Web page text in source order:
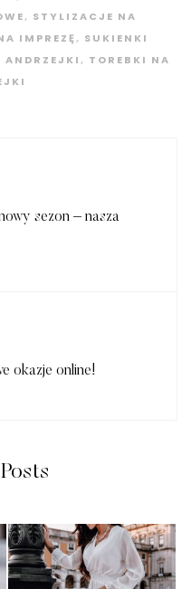
, STYLIZACJE NA
IMPREZĘ, SUKIENKI
ANDRZEJKI , TOREBKI NA
sezon – nasza
okazje online!